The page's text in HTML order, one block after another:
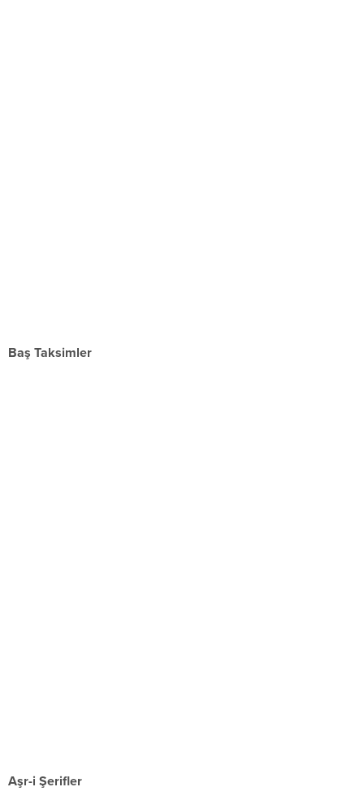
Baş Taksimler
Aşr-i Şerifler